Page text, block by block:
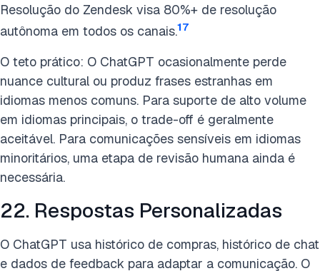
Resolução do Zendesk visa 80%+ de resolução
autônoma em todos os canais.17
O teto prático: O ChatGPT ocasionalmente perde
nuance cultural ou produz frases estranhas em
idiomas menos comuns. Para suporte de alto volume
em idiomas principais, o trade-off é geralmente
aceitável. Para comunicações sensíveis em idiomas
minoritários, uma etapa de revisão humana ainda é
necessária.
22. Respostas Personalizadas
O ChatGPT usa histórico de compras, histórico de chat
e dados de feedback para adaptar a comunicação. O